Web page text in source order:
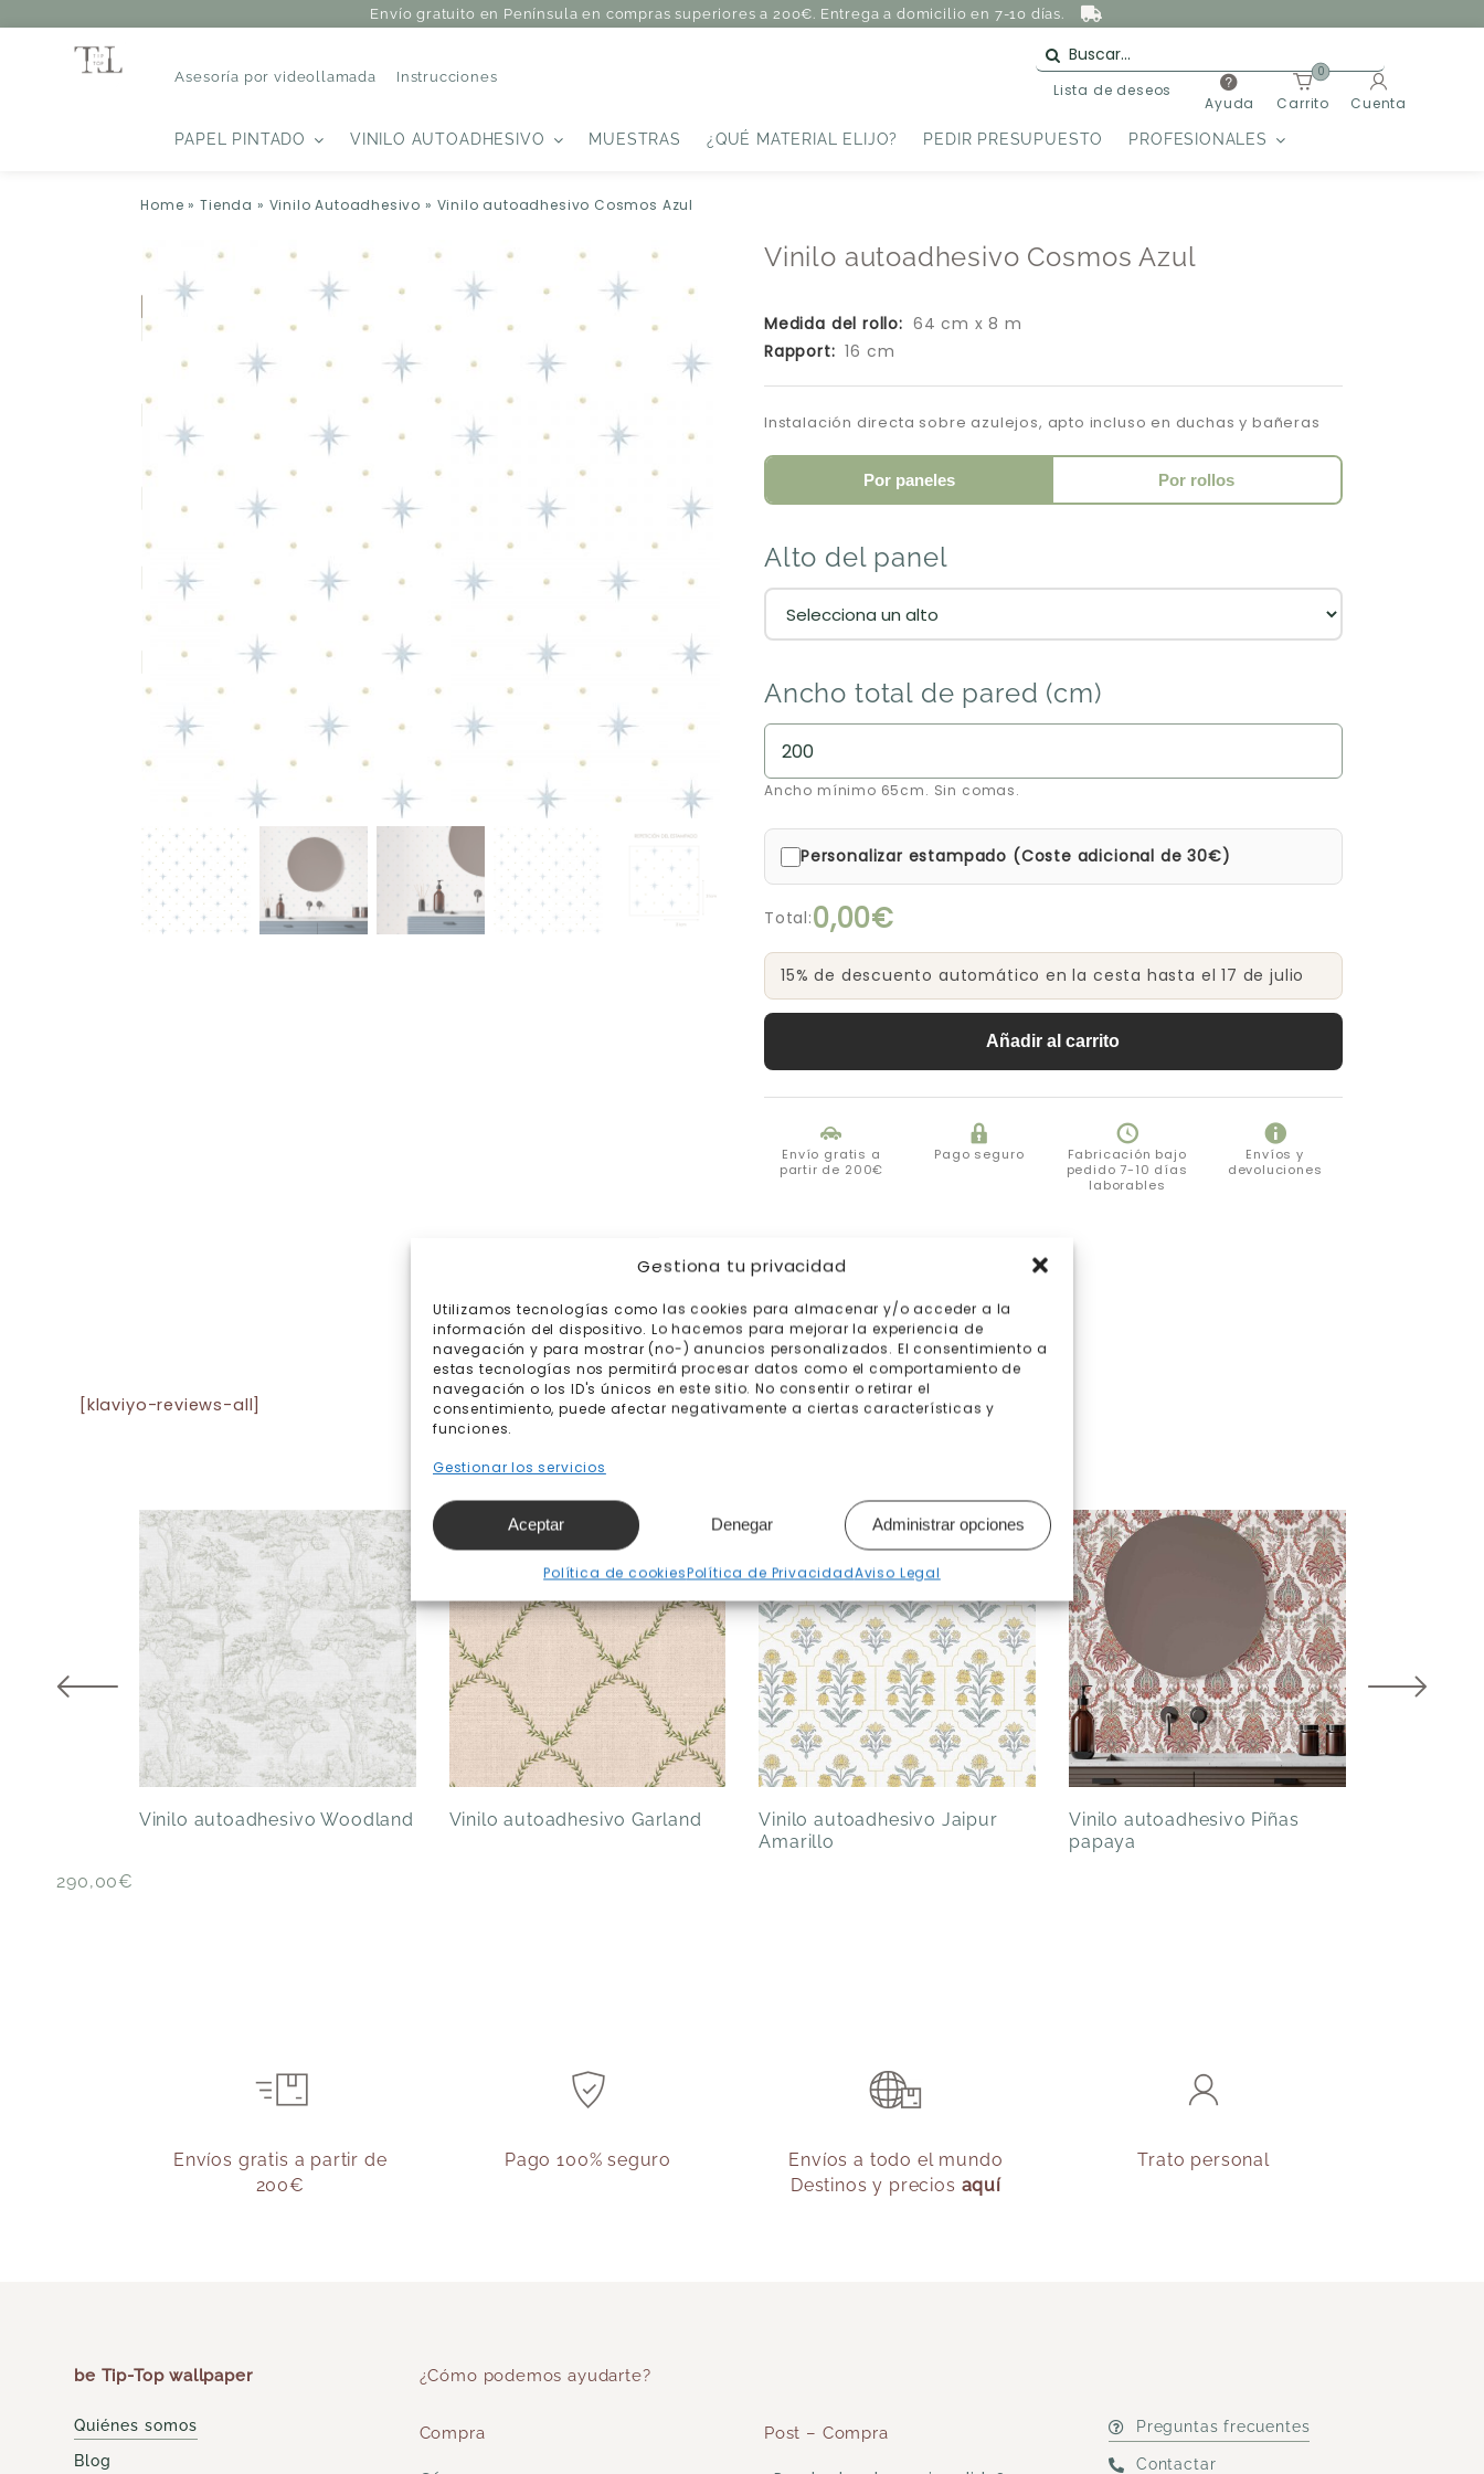
Gestiona tu privacidad
Utilizamos tecnologías como las cookies para almacenar y/o acceder a la
información del dispositivo. Lo hacemos para mejorar la experiencia de
navegación y para mostrar (no-) anuncios personalizados. El consentimiento a
estas tecnologías nos permitirá procesar datos como el comportamiento de
navegación o los ID's únicos en este sitio. No consentir o retirar el
consentimiento, puede afectar negativamente a ciertas características y
funciones.
Gestionar los servicios
Aceptar Denegar Administrar opciones
Política de cookiesPolítica de PrivacidadAviso Legal
Envío gratuito en Península en compras superiores a 200€. Entrega a domicilio en 7-10 días.
Asesoría por videollamada Instrucciones
Lista de deseos
Ayuda Carrito
0
Cuenta
PAPEL PINTADO VINILO AUTOADHESIVO MUESTRAS ¿QUÉ MATERIAL ELIJO? PEDIR PRESUPUESTO PROFESIONALES
Home »Tienda » Vinilo Autoadhesivo » Vinilo autoadhesivo Cosmos Azul
Vinilo autoadhesivo Cosmos Azul
Medida del rollo: 64 cm x 8 m
Rapport: 16 cm
Instalación directa sobre azulejos, apto incluso en duchas y bañeras
Por paneles Por rollos
Alto del panel
Ancho total de pared (cm)
Ancho mínimo 65cm. Sin comas.
Personalizar estampado (Coste adicional de 30€)
Total:0,00€
15% de descuento automático en la cesta hasta el 17 de julio
Añadir al carrito
Envío gratis a
partir de 200€
Pago seguro
Fabricación bajo
pedido 7-10 días
laborables
Envíos y
devoluciones
[klaviyo-reviews-all]
Productos relacionados
Vinilo autoadhesivo Woodland Vinilo autoadhesivo Garland
Vinilo autoadhesivo Jaipur
Amarillo
Vinilo autoadhesivo Piñas
papaya
290,00€
Envíos gratis a partir de
200€
Pago 100% seguro
Envíos a todo el mundo
Destinos y precios aquí
Trato personal
be Tip-Top wallpaper
Quiénes somos
Blog
¿Cómo podemos ayudarte?
Compra Post – Compra Preguntas frecuentes
Contactar